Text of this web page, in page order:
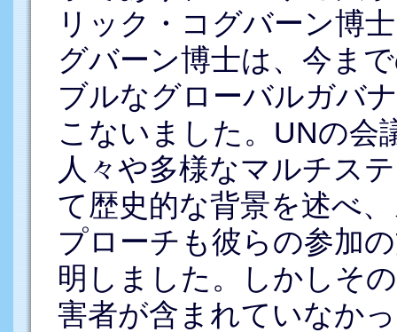
リック・コグバーン博
グバーン博士は、今ま
ブルなグローバルガバ
こないました。UNの会
人々や多様なマルチス
て歴史的な背景を述べ
プローチも彼らの参加
明しました。しかしそ
害者が含まれていなか